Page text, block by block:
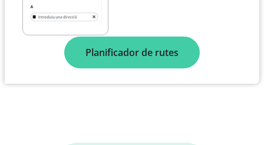
Planificador de rutes